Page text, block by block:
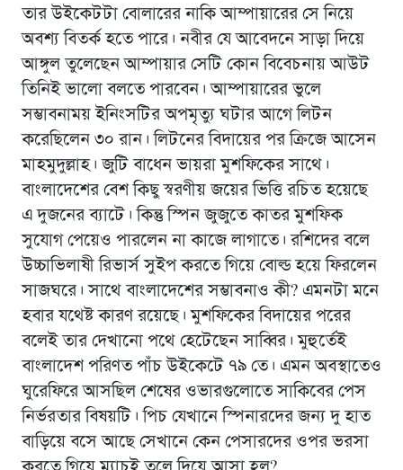
তার উইকেটটা বোলারের নাকি আম্পায়ারের সে নিয়ে
অবশ্য বিতর্ক হতে পারে। নবীর যে আবেদনে সাড়া দিয়ে
আঙ্গুল তুলেছেন আম্পায়ার সেটি কোন বিবেচনায় আউট
তিনিই ভালো বলতে পারবেন। আম্পায়ারের ভুলে
সম্ভাবনাময় ইনিংসটির অপমৃত্যু ঘটার আগে লিটন
করেছিলেন ৩০ রান। লিটনের বিদায়ের পর ক্রিজে আসেন
মাহমুদুল্লাহ। জুটি বাধেন ভায়রা মুশফিকের সাথে।
বাংলাদেশের বেশ কিছু স্বরণীয় জয়ের ভিত্তি রচিত হয়েছে
এ দুজনের ব্যাটে। কিন্তু স্পিন জুজুতে কাতর মুশফিক
সুযোগ পেয়েও পারলেন না কাজে লাগাতে। রশিদের বলে
উচ্চাভিলাষী রিভার্স সুইপ করতে গিয়ে বোল্ড হয়ে ফিরলেন
সাজঘরে। সাথে বাংলাদেশের সম্ভাবনাও কী? এমনটা মনে
হবার যথেষ্ট কারণ রয়েছে। মুশফিকের বিদায়ের পরের
বলেই তার দেখানো পথে হেটেছেন সাব্বির। মুহুর্তেই
বাংলাদেশ পরিণত পাঁচ উইকেটে ৭৯ তে। এমন অবস্থাতেও
ঘুরেফিরে আসছিল শেষের ওভারগুলোতে সাকিবের পেস
নির্ভরতার বিষয়টি। পিচ যেখানে স্পিনারদের জন্য দু হাত
বাড়িয়ে বসে আছে সেখানে কেন পেসারদের ওপর ভরসা